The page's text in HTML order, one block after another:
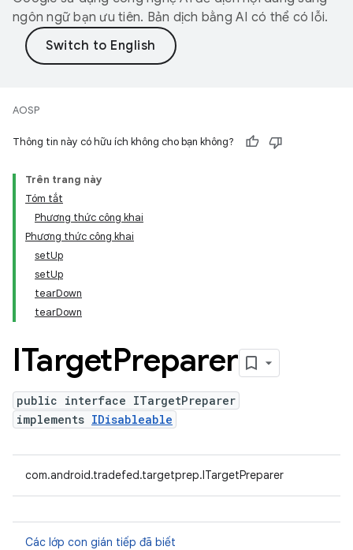
ngôn ngữ bạn ưu tiên. Bản dịch bằng AI có thể có lỗi.
AOSP
Thông tin này có hữu ích không cho bạn không?
Trên trang này
Tóm tắt
Phương thức công khai
Phương thức công khai
setUp
setUp
tearDown
tearDown
ITargetPreparer
public interface ITargetPreparer
implements IDisableable
com.android.tradefed.targetprep.ITargetPreparer
Các lớp con gián tiếp đã biết